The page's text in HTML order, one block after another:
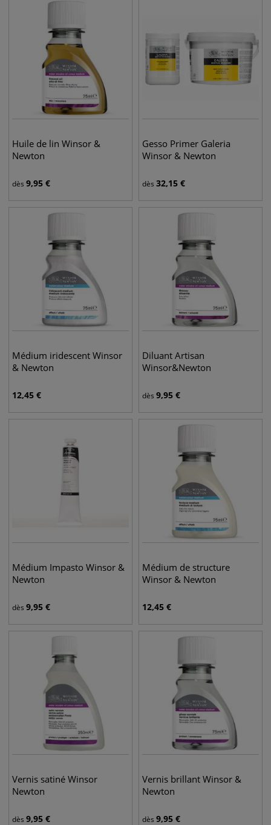
Huile de lin Winsor &
Newton
dès 9,95 €
Gesso Primer Galeria
Winsor & Newton
dès 32,15 €
Médium iridescent Winsor
& Newton
12,45 €
Diluant Artisan
Winsor&Newton
dès 9,95 €
Médium Impasto Winsor &
Newton
dès 9,95 €
Médium de structure
Winsor & Newton
12,45 €
Vernis satiné Winsor
Newton
dès 9,95 €
Vernis brillant Winsor &
Newton
dès 9,95 €